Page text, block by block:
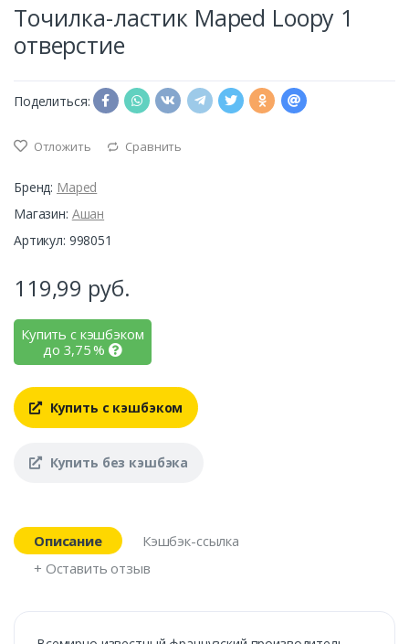
Точилка-ластик Maped Loopy 1
отверстие
Поделиться:
Отложить Сравнить
Бренд: Maped
Магазин: Ашан
Артикул: 998051
119,99 руб.
Купить с кэшбэком
до 3,75%
Купить с кэшбэком
Купить без кэшбэка
Описание
Кэшбэк-ссылка
+ Оставить отзыв